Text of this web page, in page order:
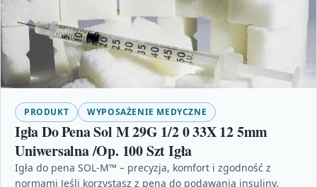
PRODUKT WYPOSAŻENIE MEDYCZNE
Igła Do Pena Sol M 29G 1/2 0 33X 12 5mm
Uniwersalna /Op. 100 Szt Igła
Igła do pena SOL-M™ – precyzja, komfort i zgodność z
normami Jeśli korzystasz z pena do podawania insuliny,